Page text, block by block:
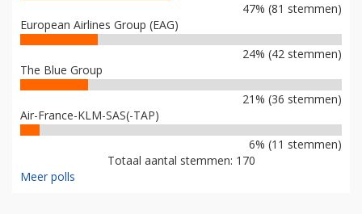
47% (81 stemmen)
European Airlines Group (EAG)
24% (42 stemmen)
The Blue Group
21% (36 stemmen)
Air-France-KLM-SAS(-TAP)
6% (11 stemmen)
Totaal aantal stemmen: 170
Meer polls